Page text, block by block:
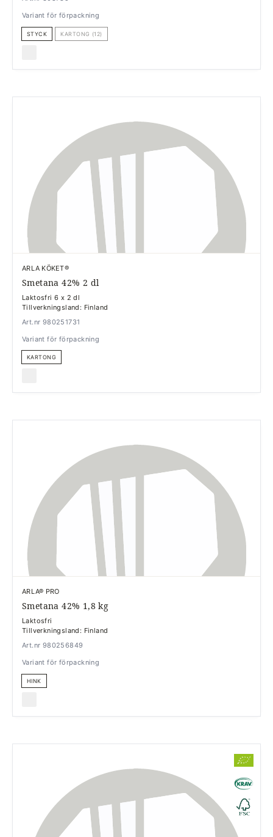
Variant för förpackning
STYCK KARTONG (12)
ARLA KÖKET®
Smetana 42% 2 dl
Laktosfri 6 x 2 dl
Tillverkningsland: Finland
Art.nr 980251731
Variant för förpackning
KARTONG
ARLA® PRO
Smetana 42% 1,8 kg
Laktosfri
Tillverkningsland: Finland
Art.nr 980256849
Variant för förpackning
HINK